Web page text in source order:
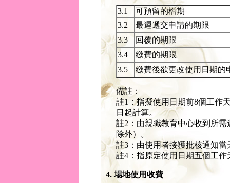
3.1
可預留的檔期
3.2
最遲遞交申請的期限
3.3
回覆的期限
3.4
繳費的期限
3.5
繳費後欲更改使用日期的
備註：
註1：指擬使用日期前8個工作
日起計算。
註2：由親職教育中心收到所
除外）。
註3：由使用者接獲批核通知
註4：指原定使用日期五個工
4. 場地使用收費